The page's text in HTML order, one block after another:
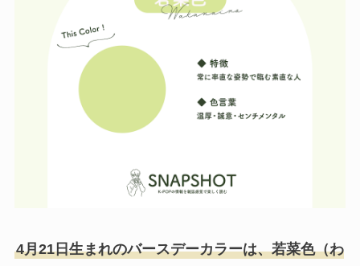
4月21日生まれのバースデーカラーは、若菜色（わ